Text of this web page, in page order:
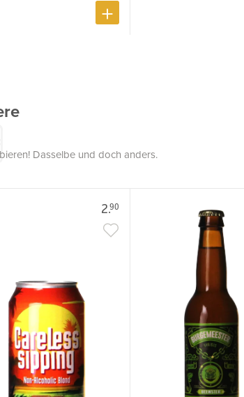
Dasselbe und doch anders.
2.90